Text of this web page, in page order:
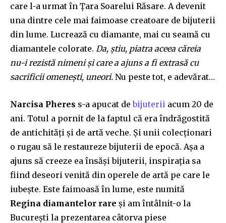
care l-a urmat în Țara Soarelui Răsare. A devenit
una dintre cele mai faimoase creatoare de bijuterii
din lume. Lucrează cu diamante, mai cu seamă cu
diamantele colorate. Da, știu, piatra aceea căreia
nu-i rezistă nimeni și care a ajuns a fi extrasă cu
sacrificii omenești, uneori. Nu peste tot, e adevărat…
Narcisa Pheres s-a apucat debijuterii acum 20 de
ani. Totul a pornit de la faptul că era îndrăgostită
de antichități și de artă veche. Și unii colecționari
o rugau să le restaureze bijuterii de epocă. Așa a
ajuns să creeze ea însăși bijuterii, inspirația sa
fiind deseori venită din operele de artă pe care le
iubește. Este faimoasă în lume, este numită
Regina diamantelor rare și am întâlnit-o la
București la prezentarea câtorva piese